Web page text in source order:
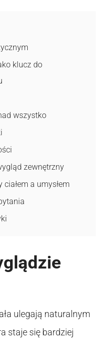
klucz do
wszystko
zewnętrzny
a umysłem
ulegają naturalnym
staje się bardziej